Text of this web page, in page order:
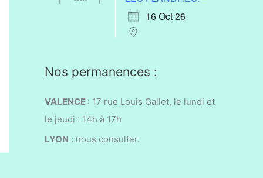
16 Oct 26
Nos permanences :
VALENCE : 17 rue Louis Gallet, le lundi et
le jeudi : 14h à 17h
LYON : nous consulter.